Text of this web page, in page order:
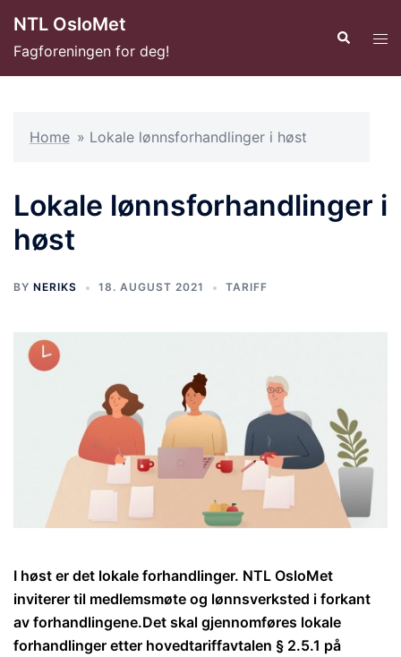
innhold
NTL OsloMet
Fagforeningen for deg!
Search
Home » Lokale lønnsforhandlinger i høst
Lokale lønnsforhandlinger i
høst
BY NERIKS 18. AUGUST 2021 TARIFF
I høst er det lokale forhandlinger. NTL OsloMet
inviterer til medlemsmøte og lønnsverksted i forkant
av forhandlingene.Det skal gjennomføres lokale
forhandlinger etter hovedtariffavtalen § 2.5.1 på